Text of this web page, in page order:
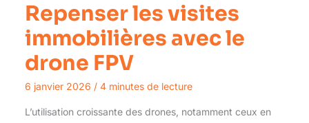
Repenser les visites
immobilières avec le
drone FPV
6 janvier 2026 / 4 minutes de lecture
L’utilisation croissante des drones, notamment ceux en